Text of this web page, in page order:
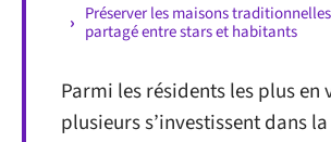
Préserver les maisons
partagé entre stars et habitants
Parmi les résidents les plus en
plusieurs s’investissent dans la